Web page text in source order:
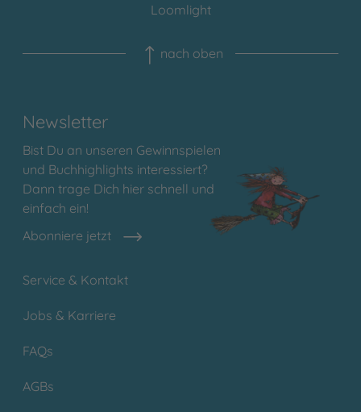
Loomlight
nach oben
Newsletter
Bist Du an unseren Gewinnspielen
und Buchhighlights interessiert?
Dann trage Dich hier schnell und
einfach ein!
Abonniere jetzt
Service & Kontakt
Jobs & Karriere
FAQs
AGBs